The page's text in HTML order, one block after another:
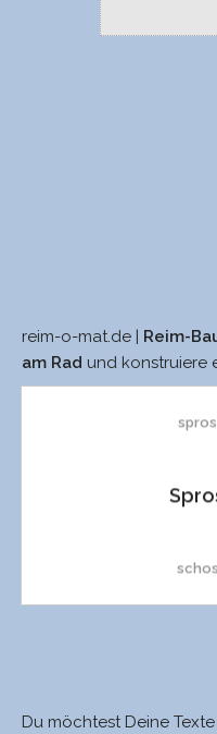
reim-o-mat.de |
Reim-
am Rad und konstruiere
Du möchtest Deine